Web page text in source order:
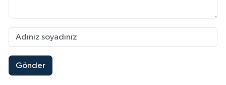
Gönder